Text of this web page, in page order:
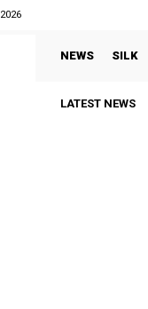
NEWS SILK
LATEST NEWS